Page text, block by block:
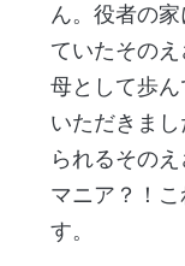
ん。役者の
ていたその
母として歩
いただきま
られるその
マニア？！
す。